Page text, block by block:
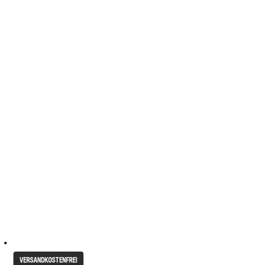
VERSANDKOSTENFREI